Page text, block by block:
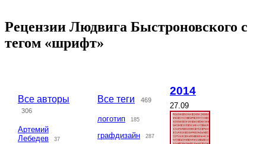
Рецензии Людвига Быстроновского с
тегом «шрифт»
Все авторы
306
Артемий
Лебедев
37
Все теги 469
логотип 185
графдизайн 287
2014
27.09